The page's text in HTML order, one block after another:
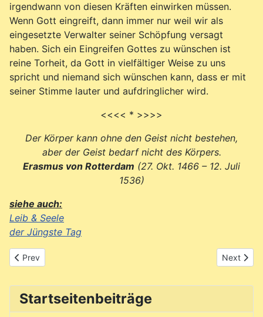
irgendwann von diesen Kräften einwirken müssen.
Wenn Gott eingreift, dann immer nur weil wir als
eingesetzte Verwalter seiner Schöpfung versagt
haben. Sich ein Eingreifen Gottes zu wünschen ist
reine Torheit, da Gott in vielfältiger Weise zu uns
spricht und niemand sich wünschen kann, dass er mit
seiner Stimme lauter und aufdringlicher wird.
<<<< * >>>>
Der Körper kann ohne den Geist nicht bestehen,
aber der Geist bedarf nicht des Körpers.
Erasmus von Rotterdam (27. Okt. 1466 – 12. Juli
1536)
siehe auch:
Leib & Seele
der Jüngste Tag
Previous article: 10 Jahre Gott cooperative
Prev Next
Next
Startseitenbeiträge